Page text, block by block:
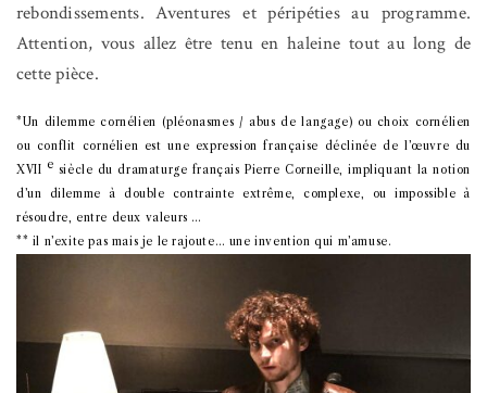
rebondissements. Aventures et péripéties au programme.
Attention, vous allez être tenu en haleine tout au long de
cette pièce.
*Un dilemme cornélien (pléonasmes / abus de langage) ou choix cornélien
ou conflit cornélien est une expression française déclinée de l’œuvre du
XVII e siècle du dramaturge français Pierre Corneille, impliquant la notion
d’un dilemme à double contrainte extrême, complexe, ou impossible à
résoudre, entre deux valeurs …
** il n’exite pas mais je le rajoute… une invention qui m’amuse.